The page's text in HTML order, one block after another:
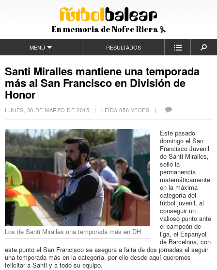
En memoria de Nofre Riera
MENÚ RESULTADOS
Santi Miralles mantiene una temporada
más al San Francisco en División de
Honor
LUNES, 30 DE MARZO DE 2015 | LEÍDA 856 VECES |
Los de Santi Miralles una temporada más en DH
Este pasado
domingo el San
Francisco Juvenil
de Santi Miralles,
sello la
permanencia
matemáticamente
en la máxima
categoría del
fútbol juvenil, al
conseguir un
valioso punto ante
el campeón de
liga, el Espanyol
de Barcelona, con
este punto el San Francisco se asegura a falta de dos jornadas el seguir
una temporada más en la categoría, por ello desde aquí queremos
felicitar a Santi y a todo su equipo.